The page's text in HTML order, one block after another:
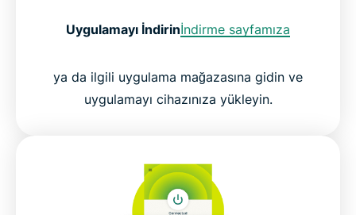
Uygulamayı İndirinİndirme sayfamıza
ya da ilgili uygulama mağazasına gidin ve
uygulamayı cihazınıza yükleyin.